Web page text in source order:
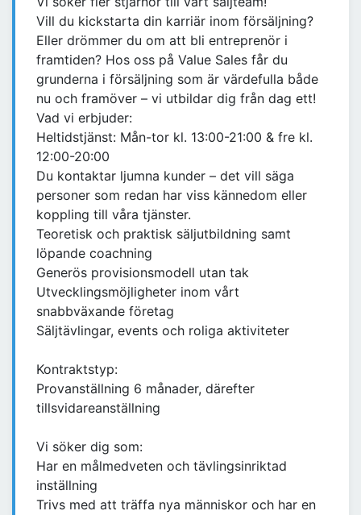
Vill du kickstarta din karriär inom försäljning?
Eller drömmer du om att bli entreprenör i
framtiden? Hos oss på Value Sales får du
grunderna i försäljning som är värdefulla både
nu och framöver – vi utbildar dig från dag ett!
Vad vi erbjuder:
Heltidstjänst: Mån-tor kl. 13:00-21:00 & fre kl.
12:00-20:00
Du kontaktar ljumna kunder – det vill säga
personer som redan har viss kännedom eller
koppling till våra tjänster.
Teoretisk och praktisk säljutbildning samt
löpande coachning
Generös provisionsmodell utan tak
Utvecklingsmöjligheter inom vårt
snabbväxande företag
Säljtävlingar, events och roliga aktiviteter
Kontraktstyp:
Provanställning 6 månader, därefter
tillsvidareanställning
Vi söker dig som:
Har en målmedveten och tävlingsinriktad
inställning
Trivs med att träffa nya människor och har en